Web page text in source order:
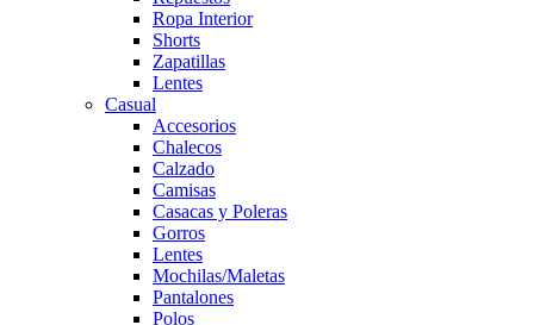
Ropa Interior
Shorts
Zapatillas
Lentes
Casual
Accesorios
Chalecos
Calzado
Camisas
Casacas y Poleras
Gorros
Lentes
Mochilas/Maletas
Pantalones
Polos